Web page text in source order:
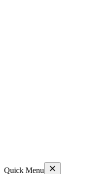
Quick Menu